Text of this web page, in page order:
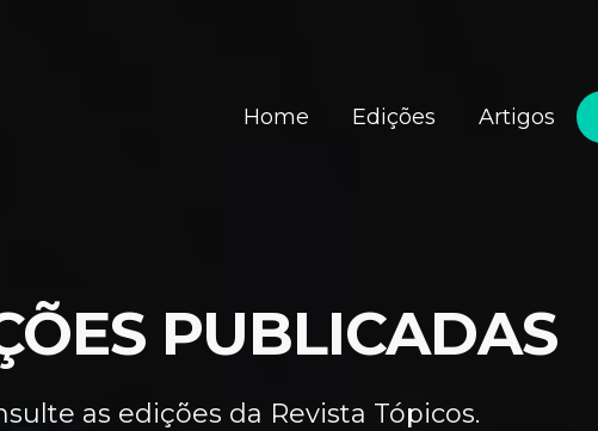
Home Edições Artigos
PUBLICADAS
as edições da Revista Tópicos.